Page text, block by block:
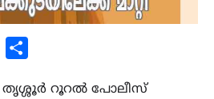
Copy
തൃശ്ശൂര്‍ റൂറല്‍ പോലീസ്